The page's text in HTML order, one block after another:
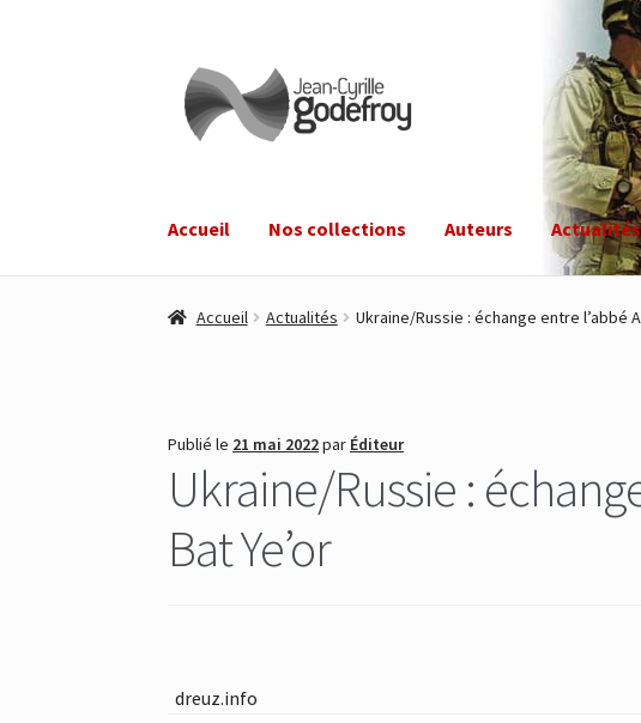
Aller
Aller
au
contenu
Accueil Nos collections Auteurs Actualités
Accueil Actualités Ukraine/Russie : échange entre l’abbé
Publié le 21 mai 2022par Éditeur
Ukraine/Russie :
Bat Ye’or
dreuz.info